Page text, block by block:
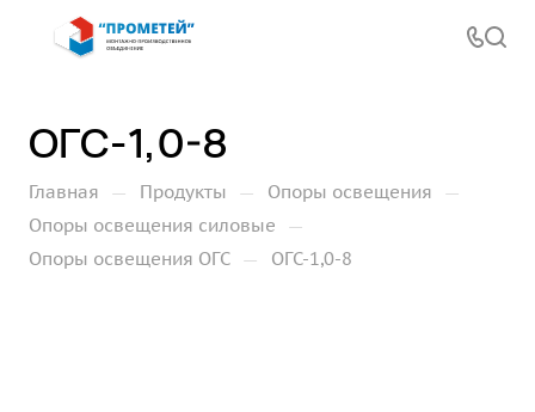
ОГС-1,0-8
Главная — Продукты — Опоры освещения —
Опоры освещения силовые —
Опоры освещения ОГС — ОГС-1,0-8